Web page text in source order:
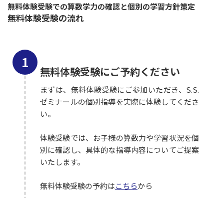
無料体験受験での算数学力の確認と個別の学習方針策定
無料体験受験の流れ
無料体験受験にご予約ください
まずは、無料体験受験にご参加いただき、S.S.
ゼミナールの個別指導を実際に体験してくださ
い。
体験受験では、お子様の算数力や学習状況を個
別に確認し、具体的な指導内容についてご提案
いたします。
無料体験受験の予約はこちらから